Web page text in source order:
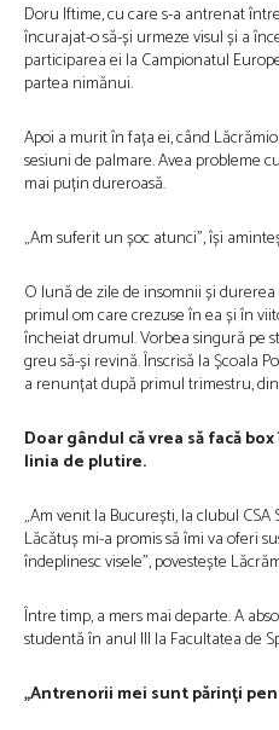
Doru Iftime, cu care s-a antrenat
încurajat-o să-și urmeze visul și a
participarea ei la Campionatul
partea nimănui.
Apoi a murit în fața ei, când
sesiuni de palmare. Avea probleme
mai puțin dureroasă.
„Am suferit un șoc atunci”, își
O lună de zile de insomnii și
primul om care crezuse în ea și în
încheiat drumul. Vorbea singură pe
greu să-și revină. Înscrisă la Școala
a renunțat după primul trimestru,
Doar gândul că vrea să facă
linia de plutire.
„Am venit la București, la clubul
Lăcătuș mi-a promis să îmi va oferi
îndeplinesc visele”, povestește
Între timp, a mers mai departe. A
studentă în anul III la Facultatea de
„Antrenorii mei sunt părinți